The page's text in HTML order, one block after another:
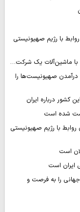
با رژیم صهیونیستی
با ماشین‌آلات یک شرکت…
درآمدن صهیونیست‌ها را
درباره ایران
شده است
با رژیم صهیونیستی
است
ایران است
را به فرصت و